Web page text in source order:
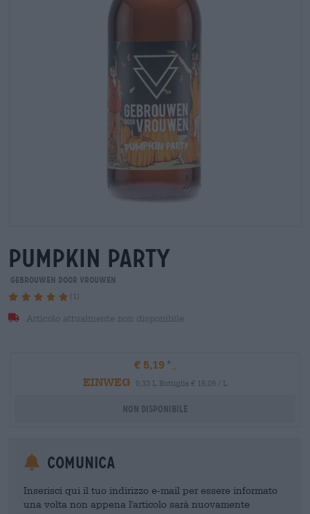
pumpkin party
Gebrouwen Door Vrouwen
(1)
Articolo attualmente non disponibile
€ 5,19
EINWEG
0,33 L Bottiglia € 15,09 / L
Non disponibile
Comunica
Inserisci qui il tuo indirizzo e-mail per essere informato
una volta non appena l'articolo sarà nuovamente